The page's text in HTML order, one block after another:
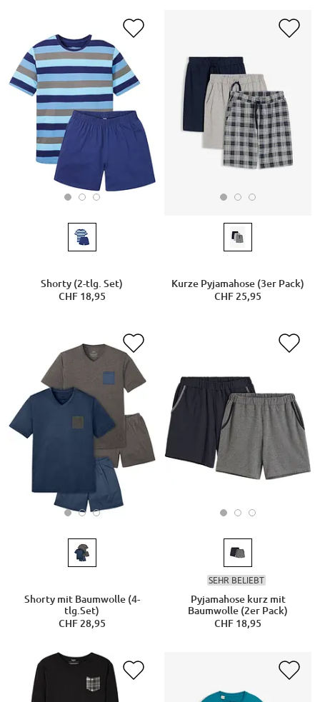
Shorty (2-tlg. Set)
CHF 18,95
Kurze Pyjamahose (3er Pack)
CHF 25,95
Shorty mit Baumwolle (4-
tlg.Set)
CHF 28,95
SEHR BELIEBT
Pyjamahose kurz mit
Baumwolle (2er Pack)
CHF 18,95